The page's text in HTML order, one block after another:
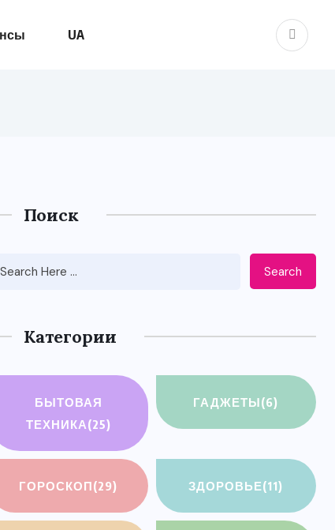
UA
Поиск
Search
Категории
БЫТОВАЯ
ТЕХНИКА(25)
ГАДЖЕТЫ(6)
ГОРОСКОП(29) ЗДОРОВЬЕ(11)